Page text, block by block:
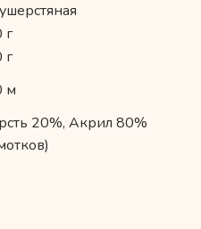
г
г
м
20%, Акрил 80%